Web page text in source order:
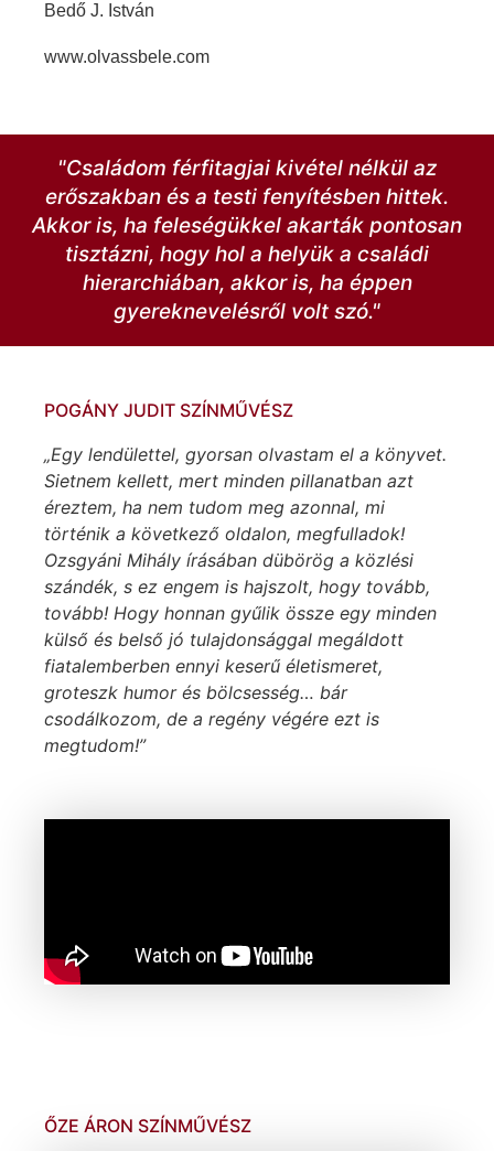
Bedő J. István
www.olvassbele.com
"Családom férfitagjai kivétel nélkül az
erőszakban és a testi fenyítésben hittek.
Akkor is, ha feleségükkel akarták pontosan
tisztázni, hogy hol a helyük a családi
hierarchiában, akkor is, ha éppen
gyereknevelésről volt szó."
POGÁNY JUDIT SZÍNMŰVÉSZ
„Egy lendülettel, gyorsan olvastam el a könyvet.
Sietnem kellett, mert minden pillanatban azt
éreztem, ha nem tudom meg azonnal, mi
történik a következő oldalon, megfulladok!
Ozsgyáni Mihály írásában dübörög a közlési
szándék, s ez engem is hajszolt, hogy tovább,
tovább! Hogy honnan gyűlik össze egy minden
külső és belső jó tulajdonsággal megáldott
fiatalemberben ennyi keserű életismeret,
groteszk humor és bölcsesség… bár
csodálkozom, de a regény végére ezt is
megtudom!”
ŐZE ÁRON SZÍNMŰVÉSZ